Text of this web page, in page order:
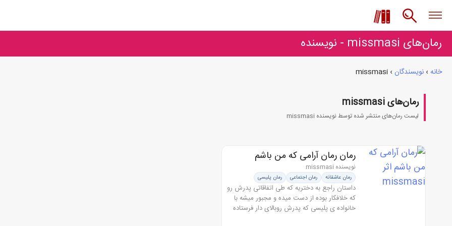
رمان‌های missmasi - نویسنده
خانه › نویسندگان ›
missmasi
رمان‌های missmasi
لیست رمان‌های منتشر شده توسط نویسنده missmasi
رمان رمان آرامی که من باشم
نویسنده missmasi
رمان عاشقانه رمان اجتماعی رمان پلیسی
داستان راجع به دختریه که طی اتفاقاتی پدرش رو
که خلافکار بوده از دست میده و مجبور میشه با
خانواده ی پلیسی که پدرش روبالای دار فرستاده